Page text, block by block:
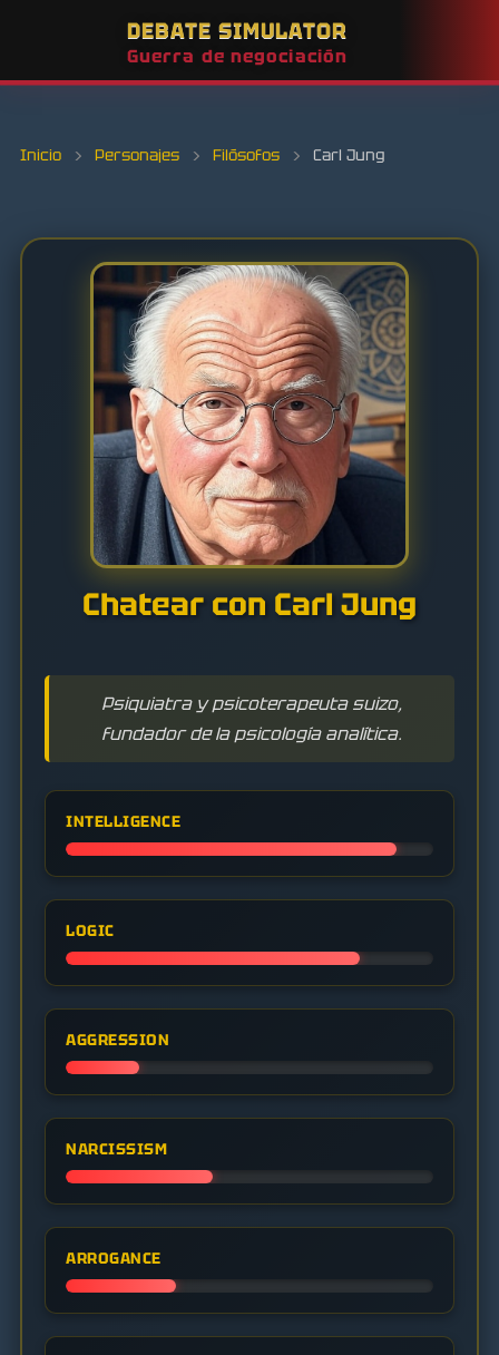
DEBATE SIMULATOR
Guerra de negociación
Inicio › Personajes › Filósofos › Carl Jung
Chatear con Carl Jung
Psiquiatra y psicoterapeuta suizo,
fundador de la psicología analítica.
INTELLIGENCE
LOGIC
AGGRESSION
NARCISSISM
ARROGANCE